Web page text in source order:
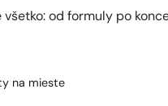
od formuly po
na mieste